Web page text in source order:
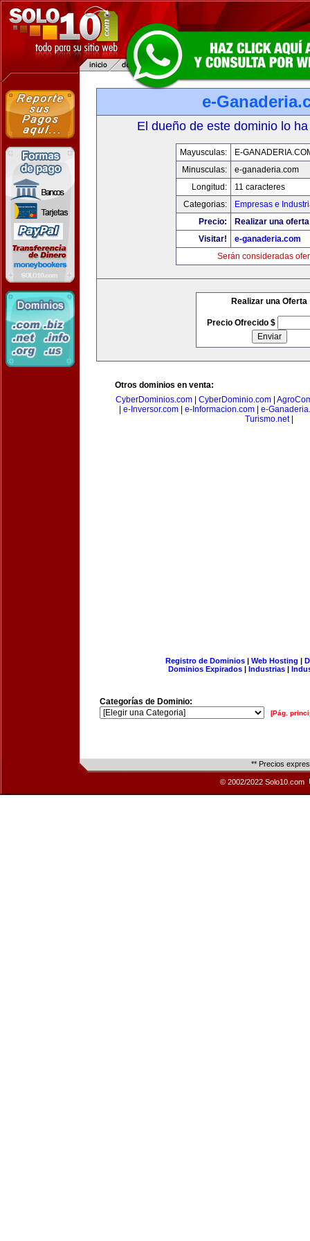
e-
El dueño de este dominio lo
Mayusculas:
E-
Minusculas:
e-ganaderia.com
Longitud:
11 caracteres
Categorias:
Empresas e
Precio:
Realizar una
Visitar!
e-ganaderia.com
Serán consideradas
Realizar una Oferta
Precio Ofrecido $
Otros dominios en venta:
CyberDominios.com| CyberDominio.com|
e-Inversor.com| e-Informacion.com| e-
Turismo.net|
Registro de Dominios| Web Hosting |
Dominios Expirados | Industrias |
Categorías de Dominio:
[Pág.
** Precios
© 2002/2022 Solo10.com